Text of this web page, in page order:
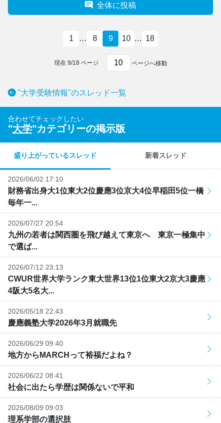
全体に投稿
1 … 8 9 10 … 18
現在 9/18 ページ ページへ移動
"大学受験情報"のスレッド一覧
合わせてチェックしたい
"大学"カテゴリーの掲示版
盛り上がっているスレッド 新着スレッド
2026/06/02 17:10
財務省出身大1位東大2位慶應3位京大4位早稲田5位一橋
毎年一...
2026/07/27 20:54
九州の若者は関西圏を飛び越えて東京へ 東京一極集中
で選ば...
2026/07/12 23:13
CWUR世界大学ランク東大世界13位1位東大2京大3慶應
4阪大5名大...
2026/05/18 22:43
慶應義塾大学2026年3月就職先
2026/06/29 09:40
地方からMARCHって裕福だよね？
2026/06/22 08:41
社会に出たら学歴は関係ないで平和
2026/08/09 09:03
理系学部の選択肢